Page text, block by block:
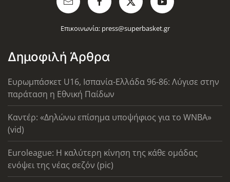
Επικοινωνία: press@superbasket.gr
Δημοφιλή Άρθρα
Ευρωμπάσκετ U16, Ισπανία-Ελλάδα 96-86: Λύγισε στην
παράταση η Εθνική Παίδων
Καντέρ: «Δηλώνω επίσημα υποψήφιος για το WNBA»
(vid)
Euroleague: Η καλύτερη κίνηση της κάθε ομάδας
ενόψει της νέας σεζόν (pic)